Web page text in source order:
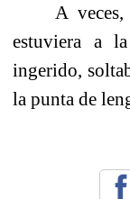
A
estuviera a
ingerido,
la punta de